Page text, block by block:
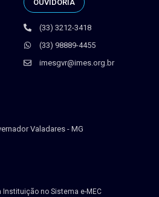
OUVIDORIA
(33) 3212-3418
(33) 98889-4455
imesgvr@imes.org.br
Valadares - MG
no Sistema e-MEC